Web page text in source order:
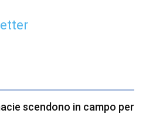
scendono in campo per